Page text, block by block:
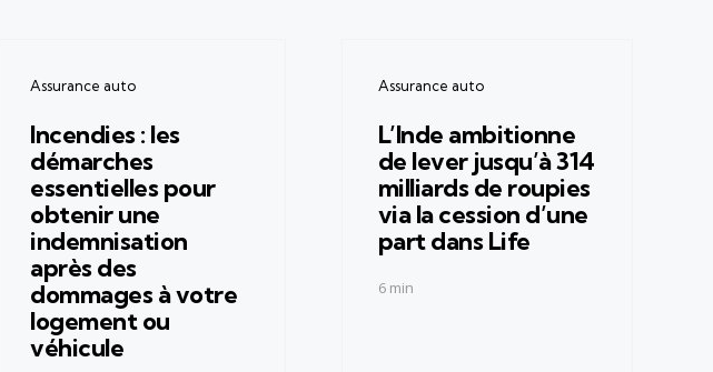
Categories
Assurance auto
Incendies : les
démarches
essentielles pour
obtenir une
indemnisation
après des
dommages à votre
logement ou
véhicule
Categories
Assurance auto
L’Inde ambitionne
de lever jusqu’à 314
milliards de roupies
via la cession d’une
part dans Life
6 min